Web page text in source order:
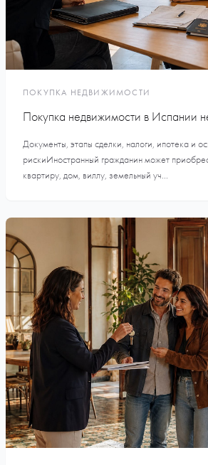
ПОКУПКА НЕДВИЖИМОСТИ
Покупка недвижимости в Испании
Документы, этапы сделки, налоги, ипотека и
рискиИностранный гражданин может
квартиру, дом, виллу, земельный уч...